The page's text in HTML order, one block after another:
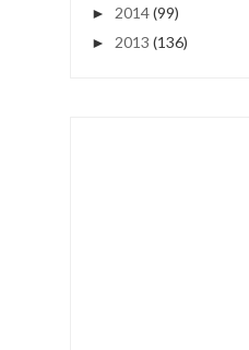
► 2014(99)
► 2013 (136)